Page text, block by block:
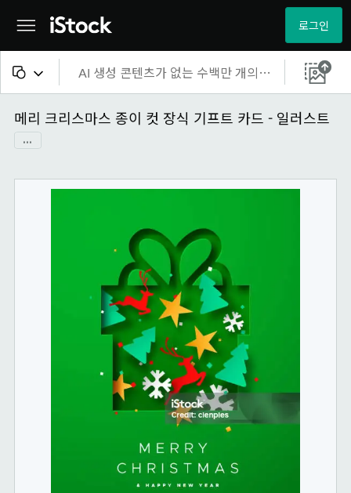
로그인
모든 콘텐츠
사진
메리 크리스마스 종이 컷 장식 기프트 카드 - 일러스트
...